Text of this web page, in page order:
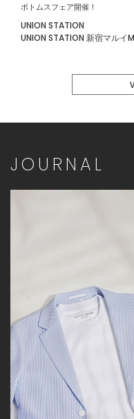
※屋外での撮影画像は光の
場合が御座います。商品
工、サイズが若干異なる場
ボトムスフェア開催！
UNION STATION
UNION STATION 新宿マルイ
JOURNAL